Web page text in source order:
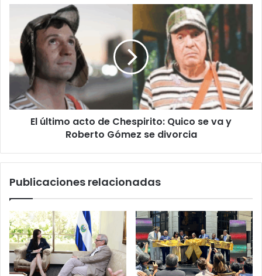
último
acto
Chespirito:
Quico
va
y
RobertoEl último acto de Chespirito: Quico se va y
Roberto Gómez se divorcia
Publicaciones relacionadas